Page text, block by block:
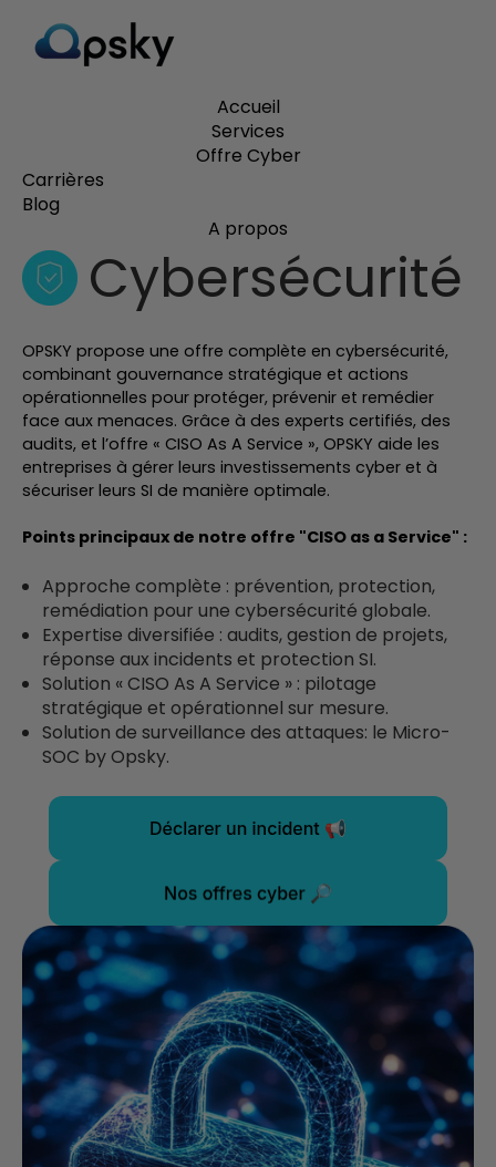
Accueil
Services
Offre Cyber
Carrières
Blog
A propos
Cybersécurité
OPSKY propose une offre complète en cybersécurité,
combinant gouvernance stratégique et actions
opérationnelles pour protéger, prévenir et remédier
face aux menaces. Grâce à des experts certifiés, des
audits, et l’offre « CISO As A Service », OPSKY aide les
entreprises à gérer leurs investissements cyber et à
sécuriser leurs SI de manière optimale.
Points principaux de notre offre "CISO as a Service" :
Approche complète : prévention, protection,
remédiation pour une cybersécurité globale.
Expertise diversifiée : audits, gestion de projets,
réponse aux incidents et protection SI.
Solution « CISO As A Service » : pilotage
stratégique et opérationnel sur mesure.
Solution de surveillance des attaques: le Micro-
SOC by Opsky.